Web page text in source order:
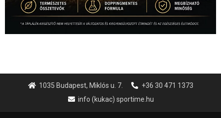
1035 Budapest, Miklós u. 7.
+36 30 471 1373
info (kukac) sportime.hu